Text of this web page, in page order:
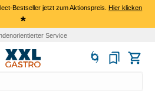
Bestseller jetzt zum Aktionspreis.Hier klicken
*
Service